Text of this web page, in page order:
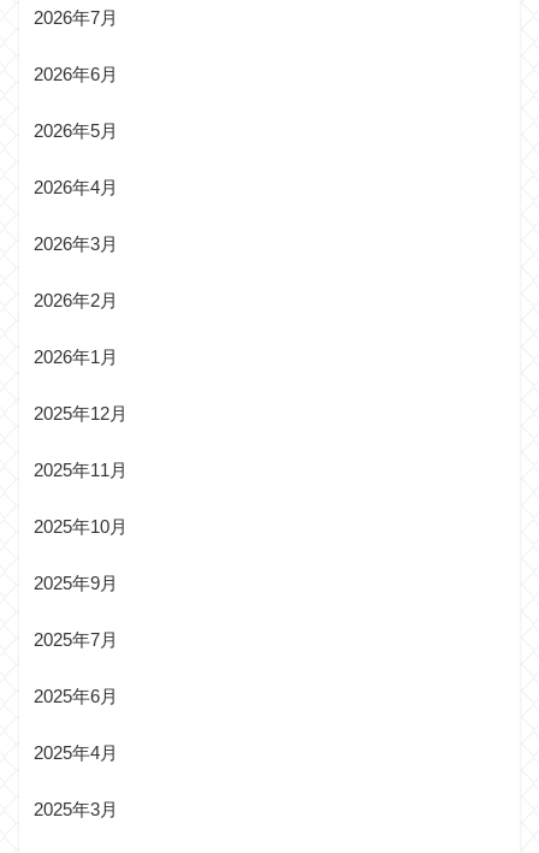
2026年7月
2026年6月
2026年5月
2026年4月
2026年3月
2026年2月
2026年1月
2025年12月
2025年11月
2025年10月
2025年9月
2025年7月
2025年6月
2025年4月
2025年3月